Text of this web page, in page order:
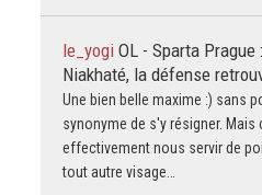
le_yogi OL - Sparta
Niakhaté, la défense
Une bien belle maxime :) sans
synonyme de s'y résigner.
effectivement nous servir de
tout autre visage…